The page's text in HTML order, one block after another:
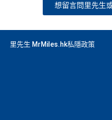
想留言問里先生
里先生 MrMiles.hk私隱政策